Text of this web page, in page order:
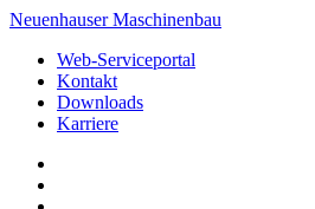
Neuenhauser Maschinenbau
Web-Serviceportal
Kontakt
Downloads
Karriere